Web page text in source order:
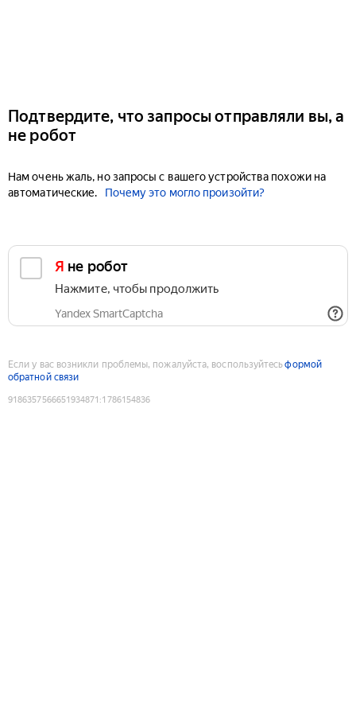
Подтвердите, что запросы отправляли вы, а
не робот
Нам очень жаль, но запросы с вашего устройства похожи на
автоматические.
Почему это могло произойти?
Я не робот
Нажмите, чтобы продолжить
Yandex SmartCaptcha
Если у вас возникли проблемы, пожалуйста, воспользуйтесьформой
обратной связи
9186357566651934871 :1786154836